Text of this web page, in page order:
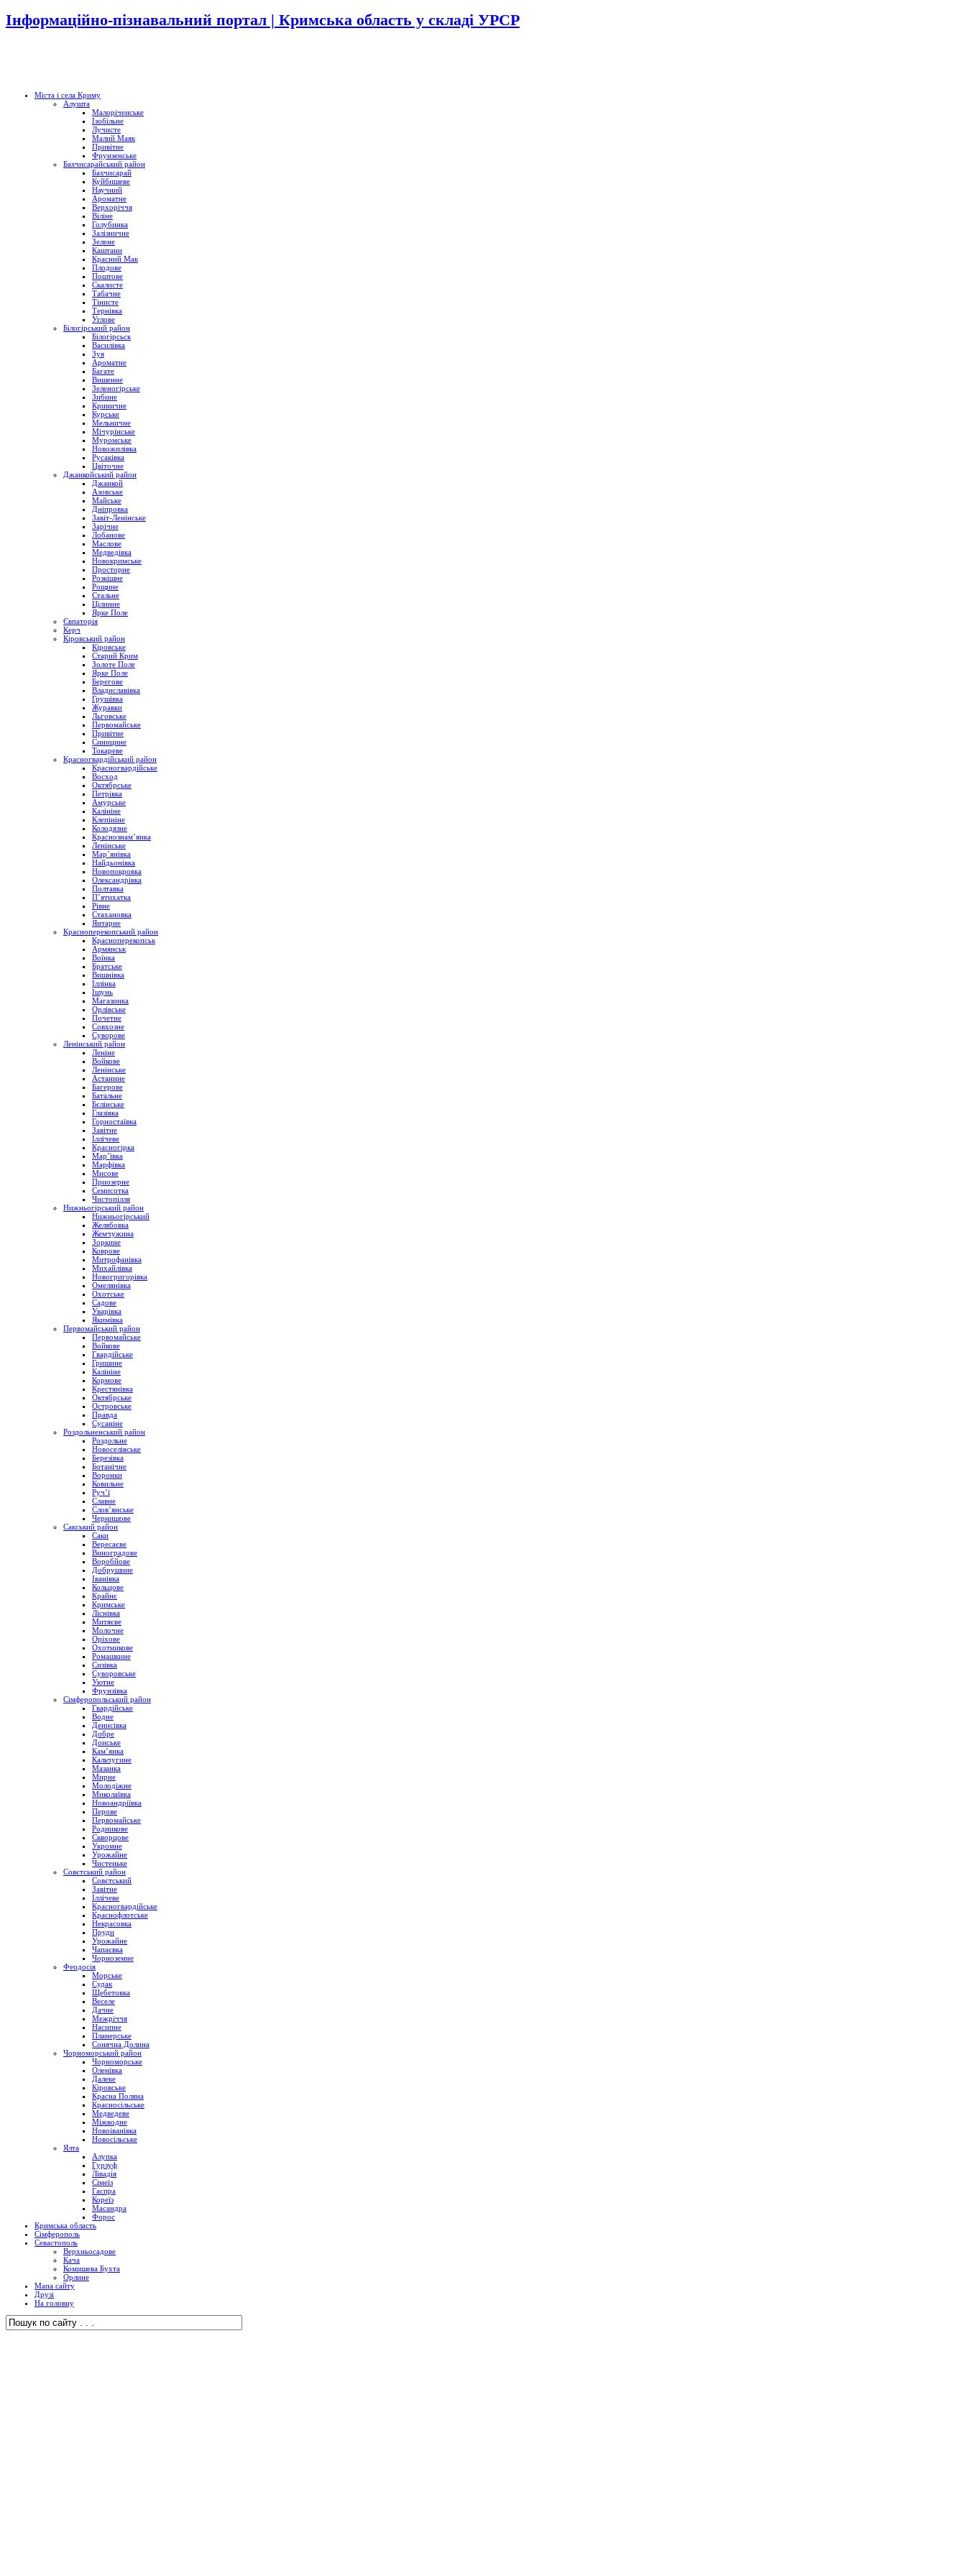
Інформаційно-пізнавальний портал | Кримська область у складі УРСР
Міста і села Криму
Алушта
Малоріченське
Ізобільне
Лучисте
Малий Маяк
Привітне
Фрунзенське
Бахчисарайський район
Бахчисарай
Куйбишеве
Научний
Ароматне
Верхоріччя
Віліне
Голубинка
Залізничне
Зелене
Каштани
Красний Мак
Плодове
Поштове
Скалисте
Табачне
Тінисте
Тернівка
Углове
Білогірський район
Білогірсьск
Василівка
Зуя
Ароматне
Багате
Вишенне
Зеленогірське
Зибине
Криничне
Курське
Мельничне
Мічурінське
Муромське
Новожилівка
Русаківка
Цвіточне
Джанкойський район
Джанкой
Азовське
Майське
Дніпровка
Завіт-Ленінське
Зарічне
Лобанове
Маслове
Медведівка
Новокримське
Просторне
Розкішне
Рощине
Стальне
Цілинне
Ярке Поле
Євпаторія
Керч
Кіровський район
Кіровське
Старий Крим
Золоте Поле
Ярке Поле
Берегове
Владиславівка
Грушівка
Журавки
Льговське
Первомайське
Привітне
Синицине
Токареве
Красногвардійський район
Красногвардійське
Восход
Октябрське
Петрівка
Амурське
Калініне
Клепініне
Колодязне
Краснознам’янка
Ленінське
Мар’янівка
Найдьонівка
Новопокровка
Олександрівка
Полтавка
П’ятихатка
Рівне
Стахановка
Янтарне
Красноперекопський район
Красноперекопськ
Армянськ
Воїнка
Братське
Вишнівка
Іллінка
Ішунь
Магазинка
Орлівське
Почетне
Совхозне
Суворове
Ленінський район
Леніне
Войкове
Ленінське
Астанине
Багерове
Батальне
Бєлінське
Глазівка
Горностаївка
Завітне
Іллічеве
Красногірка
Мар’ївка
Марфівка
Мисове
Приозерне
Семисотка
Чистопілля
Нижньогірський район
Нижньогірський
Желябовка
Жемчужина
Зоркине
Коврове
Митрофанівка
Михайлівка
Новогригорівка
Омелянівка
Охотське
Садове
Уварівка
Якимівка
Первомайський район
Первомайське
Войкове
Гвардійське
Гришине
Калініне
Кормове
Крестянівка
Октябрське
Островське
Правда
Сусаніне
Роздольненський район
Роздольне
Новоселівське
Березівка
Ботанічне
Воронки
Ковильне
Руч’ї
Славне
Слов’янське
Чернишове
Сакський район
Саки
Вересаєве
Виноградове
Воробйове
Добрушине
Іванівка
Кольцове
Крайнє
Кримське
Ліснівка
Митяєве
Молочне
Оріхове
Охотникове
Ромашкине
Сизівка
Суворовське
Уютне
Фрунзівка
Сімферопольський район
Гвардійське
Водне
Денисівка
Добре
Донське
Кам’янка
Кальчугине
Мазанка
Мирне
Молодіжне
Миколаївка
Новоандріївка
Перове
Первомайське
Родникове
Скворцове
Укромне
Урожайне
Чистеньке
Совєтський район
Совєтський
Завітне
Іллічеве
Красногвардійське
Краснофлотське
Некрасовка
Пруди
Урожайне
Чапаєвка
Чорноземне
Феодосія
Морське
Судак
Щебетовка
Веселе
Дачне
Межріччя
Насипне
Планерське
Сонячна Долина
Чорноморський район
Чорноморське
Оленівка
Далеке
Кіровське
Красна Поляна
Красносільське
Медведеве
Міжводне
Новоіванівка
Новосільське
Ялта
Алупка
Гурзуф
Лівадія
Сімеїз
Гаспра
Кореїз
Масандра
Форос
Кримська область
Сімферополь
Севастополь
Верхньосадове
Кача
Комишева Бухта
Орлине
Мапа сайту
Друзі
На головну